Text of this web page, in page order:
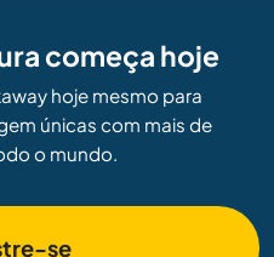
começa hoje
hoje mesmo para
únicas com mais de
o mundo.
se